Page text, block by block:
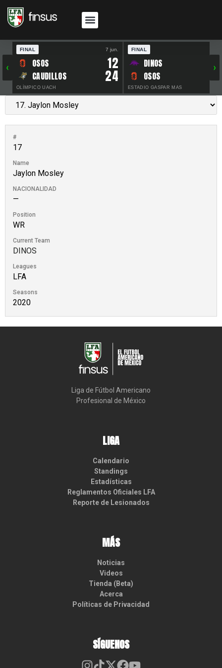
‹
FINAL 7 jun.
OSOS 12
CAUDILLOS 24
OLÍMPICO UACH
FINAL
DINOS
OSOS
ESTADIO GASPAR MAS
›
#
17
Name
Jaylon Mosley
NACIONALIDAD
—
Position
WR
Current Team
DINOS
Leagues
LFA
Seasons
2020
Liga de Fútbol Americano
Profesional de México
LIGA
Calendario
Standings
Estadísticas
Reglamentos Oficiales LFA
Reporte de Lesionados
MÁS
Noticias
Videos
Tienda (Beta)
Acerca
Políticas de Privacidad
SÍGUENOS